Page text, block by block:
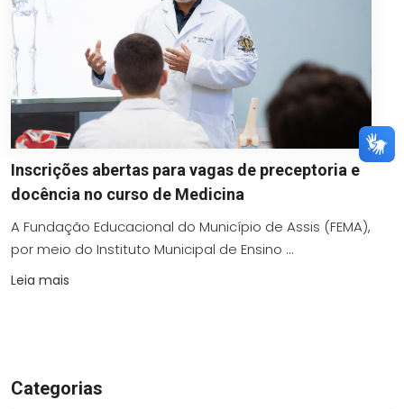
Inscrições abertas para vagas de preceptoria e
docência no curso de Medicina
A Fundação Educacional do Município de Assis (FEMA),
por meio do Instituto Municipal de Ensino ...
Leia mais
Categorias